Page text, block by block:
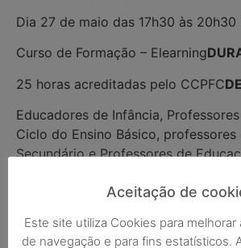
Dia 27 de maio das 17h30 às 20h30
Curso de Formação – Elearning
25 horas acreditadas pelo CCPFC
Educadores de Infância, Professores
Ciclo do Ensino Básico, professores
Secundário e Professores de
Adicionar ao calendário
Aceitação de
Este site utiliza Cookies para melhorar
de navegação e para fins estatísticos.